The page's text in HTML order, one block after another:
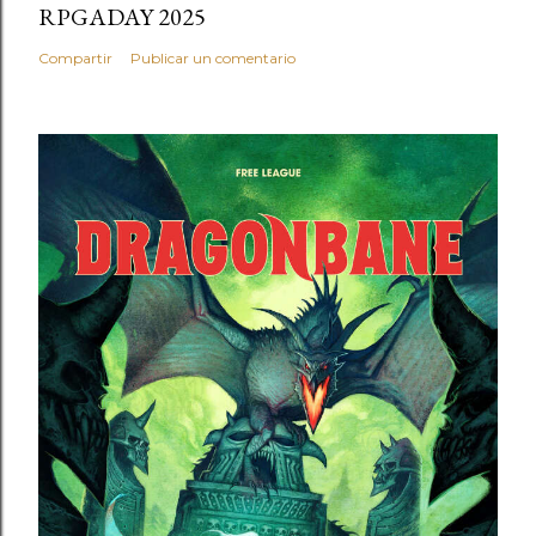
r
i
RPGADAY 2025
Compartir Publicar un comentario